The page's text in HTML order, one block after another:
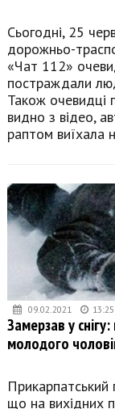
Сьогодні, 25
дорожньо-
«Чат 112»
постраждали
Також очевидці
видно з відео,
раптом виїхала
09.02.2021 13:25
Замерзав у
молодого
Прикарпатський
що на вихідних